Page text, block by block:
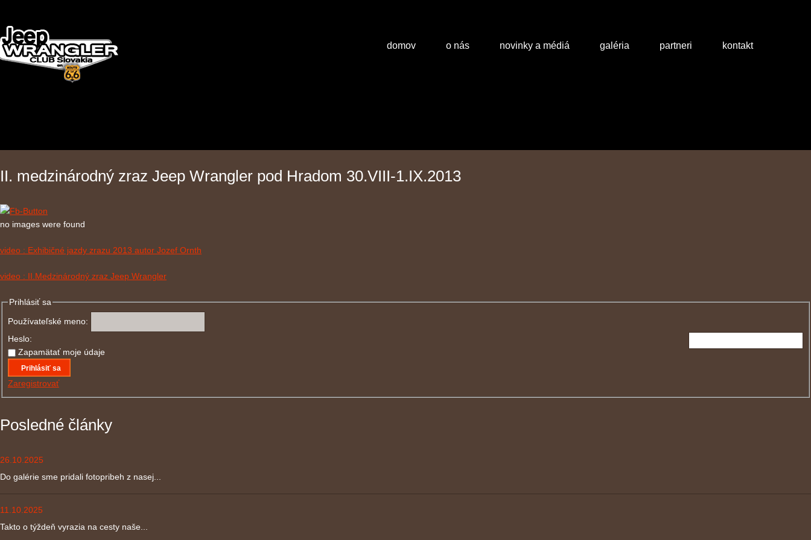
domov o nás novinky a médiá galéria partneri kontakt
II. medzinárodný zraz Jeep Wrangler pod Hradom 30.VIII-1.IX.2013
no images were found
video : Exhibičné jazdy zrazu 2013 autor Jozef Ornth
video : II.Medzinárodný zraz Jeep Wrangler
Prihlásiť sa
Používateľské meno:
Heslo:
Zapamätať moje údaje
Prihlásiť sa
Zaregistrovať
Posledné články
26.10.2025
Do galérie sme pridali fotopribeh z nasej...
11.10.2025
Takto o týždeň vyrazia na cesty naše...